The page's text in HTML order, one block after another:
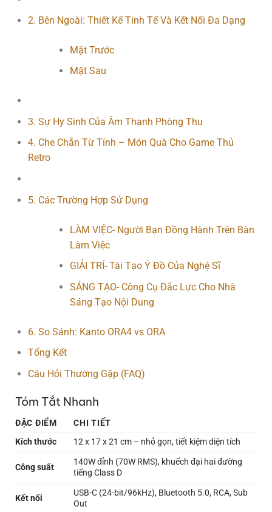
2. Bên Ngoài: Thiết Kế Tinh Tế Và Kết Nối Đa Dạng
Mặt Trước
Mặt Sau
3. Sự Hy Sinh Của Âm Thanh Phòng Thu
4. Che Chắn Từ Tính – Món Quà Cho Game Thủ
Retro
5. Các Trường Hợp Sử Dụng
LÀM VIỆC- Người Bạn Đồng Hành Trên Bàn
Làm Việc
GIẢI TRÍ- Tái Tạo Ý Đồ Của Nghệ Sĩ
SÁNG TẠO- Công Cụ Đắc Lực Cho Nhà
Sáng Tạo Nội Dung
6. So Sánh: Kanto ORA4 vs ORA
Tổng Kết
Câu Hỏi Thường Gặp (FAQ)
Tóm Tắt Nhanh
ĐẶC ĐIỂM
CHI TIẾT
Kích thước
12 x 17 x 21 cm – nhỏ gọn, tiết kiệm diện tích
Công suất
140W đỉnh (70W RMS), khuếch đại hai đường
tiếng Class D
Kết nối
USB-C (24-bit/96kHz), Bluetooth 5.0, RCA, Sub
Out